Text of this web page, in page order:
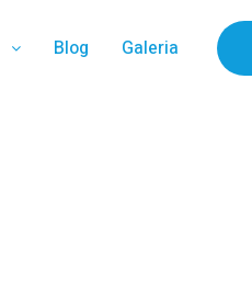
Blog Galeria